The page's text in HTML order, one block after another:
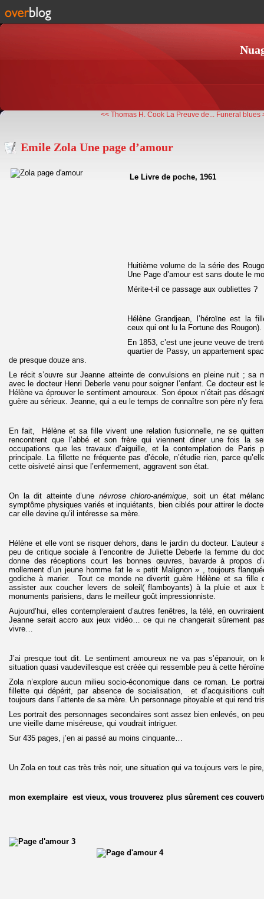
<< Thomas H. Cook La Preuve de... Funeral blues
Emile Zola Une page d’amour
Le Livre de poche, 1961
Huitième volume de la série des
Une Page d’amour est sans doute le
Mérite-t-il ce passage aux oubliettes ?
Hélène Grandjean, l’héroïne est la
ceux qui ont lu la Fortune des Rougon).
En 1853, c’est une jeune veuve de
quartier de Passy, un appartement
de presque douze ans.
Le récit s’ouvre sur Jeanne atteinte de convulsions en pleine nuit ; sa
avec le docteur Henri Deberle venu pour soigner l’enfant. Ce docteur est
Hélène va éprouver le sentiment amoureux. Son époux n’était pas
guère au sérieux. Jeanne, qui a eu le temps de connaître son père n’y
En fait, Hélène et sa fille vivent une relation fusionnelle, ne se
rencontrent que l’abbé et son frère qui viennent diner une fois la
occupations que les travaux d’aiguille, et la contemplation de Paris
principale. La fillette ne fréquente pas d’école, n’étudie rien, parce
cette oisiveté ainsi que l’enfermement, aggravent son état.
On la dit atteinte d’une névrose chloro-anémique, soit un état
symptôme physiques variés et inquiétants, bien ciblés pour attirer le
car elle devine qu’il intéresse sa mère.
Hélène et elle vont se risquer dehors, dans le jardin du docteur. L’auteur
peu de critique sociale à l’encontre de Juliette Deberle la femme du
donne des réceptions court les bonnes œuvres, bavarde à propos
mollement d’un jeune homme fat le « petit Malignon » , toujours
godiche à marier. Tout ce monde ne divertit guère Hélène et sa fille
assister aux coucher levers de soleil( flamboyants) à la pluie et aux
monuments parisiens, dans le meilleur goût impressionniste.
Aujourd’hui, elles contempleraient d’autres fenêtres, la télé, en
Jeanne serait accro aux jeux vidéo… ce qui ne changerait sûrement
vivre…
J’ai presque tout dit. Le sentiment amoureux ne va pas s’épanouir, on
situation quasi vaudevillesque est créée qui ressemble peu à cette
Zola n’explore aucun milieu socio-économique dans ce roman. Le
fillette qui dépérit, par absence de socialisation, et d’acquisitions
toujours dans l’attente de sa mère. Un personnage pitoyable et qui rend
Les portrait des personnages secondaires sont assez bien enlevés, on
une vieille dame miséreuse, qui voudrait intriguer.
Sur 435 pages, j’en ai passé au moins cinquante…
Un Zola en tout cas très très noir, une situation qui va toujours vers le
mon exemplaire est vieux, vous trouverez plus sûrement ces